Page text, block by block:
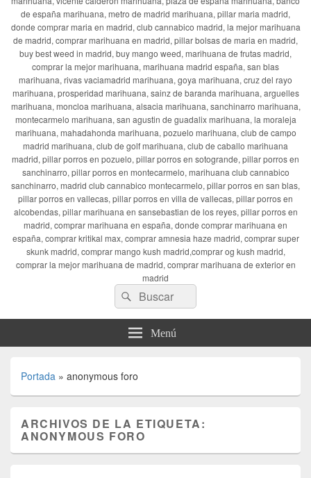
de españa marihuana, metro de madrid marihuana, pillar maria madrid,
donde comprar maria en madrid, club cannabico madrid, la mejor marihuana
de madrid, comprar marihuana en madrid, pillar bolsas de maria en madrid,
buy best weed in madrid, buy mango weed, marihuana de frutas madrid,
comprar la mejor marihuana, marihuana madrid españa, san blas
marihuana, rivas vaciamadrid marihuana, goya marihuana, cruz del rayo
marihuana, prosperidad marihuana, sainz de baranda marihuana, arguelles
marihuana, moncloa marihuana, alsacia marihuana, sanchinarro marihuana,
montecarmelo marihuana, san agustin de guadalix marihuana, la moraleja
marihuana, mahadahonda marihuana, pozuelo marihuana, club de campo
madrid marihuana, club de golf marihuana, club de caballo marihuana
madrid, pillar porros en pozuelo, pillar porros en sotogrande, pillar porros en
sanchinarro, pillar porros en montecarmelo, marihuana club cannabico
sanchinarro, madrid club cannabico montecarmelo, pillar porros en san blas,
pillar porros en vallecas, pillar porros en villa de vallecas, pillar porros en
alcobendas, pillar marihuana en sansebastian de los reyes, pillar porros en
madrid, comprar marihuana en españa, donde comprar marihuana en
españa, comprar kritikal max, comprar amnesia haze madrid, comprar super
skunk madrid, comprar mango kush madrid,comprar og kush madrid,
comprar la mejor marihuana de madrid, comprar marihuana de exterior en
madrid
Buscar
por:
Buscar
Menú
Portada » anonymous foro
ARCHIVOS DE LA ETIQUETA:
ANONYMOUS FORO